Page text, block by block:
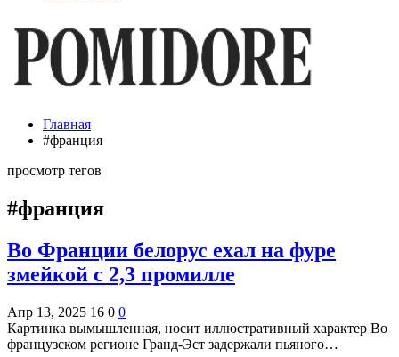
Главная
#франция
просмотр тегов
#франция
Во Франции белорус ехал на фуре
змейкой с 2,3 промилле
Апр 13, 2025 16 0 0
Картинка вымышленная, носит иллюстративный характер Во
французском регионе Гранд-Эст задержали пьяного…